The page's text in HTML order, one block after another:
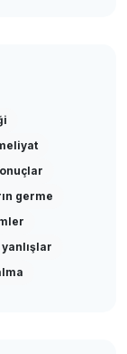
germe
yanlışlar